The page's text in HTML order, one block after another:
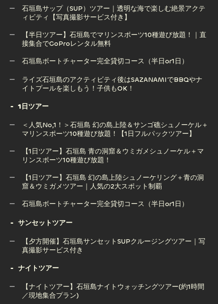
【半日ツアー】石垣島 幻の島上陸＆ウミガメorマンタシュノ
石垣島サップ（SUP）ツアー｜透明な海で楽しむ絶景アクテ
ィビティ【写真撮影サービス付き】
石垣島サップ（SUP）ツアー｜透明な海で楽しむ絶景アクテ
【半日ツアー】石垣島でマリンスポーツ10種遊び放題！｜直
接集合でGoProレンタル無料
接集合でGoProレンタル無料
石垣島ボートチャーター完全貸切コース（半日or1日）
石垣島ボートチャーター完全貸切コース（半日or1日）
ライズ石垣島のアクティビティ後はSAZANAMIでBBQやナ
イトプールを楽しもう！子供もOK！
イトプールを楽しもう！子供もOK！
1日ツアー
＜人気No,1！＞石垣島 幻の島上陸＆サンゴ礁シュノーケル＋
マリンスポーツ10種遊び放題！【1日フルパックツアー】
＜人気No,1！＞石垣島 幻の島上陸＆サンゴ礁シュノーケル＋
【1日ツアー】石垣島 青の洞窟＆ウミガメシュノーケル＋マ
リンスポーツ10種遊び放題！
【1日ツアー】石垣島 青の洞窟＆ウミガメシュノーケル＋マ
【1日ツアー】石垣島 幻の島上陸シュノーケリング＋青の洞
窟＆ウミガメツアー｜人気の2大スポット制覇
窟＆ウミガメツアー｜人気の2大スポット制覇
石垣島ボートチャーター完全貸切コース（半日or1日）
石垣島ボートチャーター完全貸切コース（半日or1日）
サンセットツアー
【夕方開催】石垣島サンセットSUPクルージングツアー｜写
真撮影サービス付き
【夕方開催】石垣島サンセットSUPクルージングツアー｜写
ナイトツアー
【ナイトツアー】石垣島ナイトウォッチングツアー(約1時間
／現地集合プラン)